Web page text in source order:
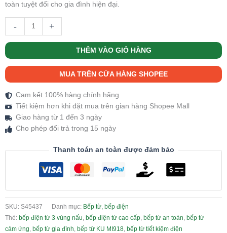
toàn tuyệt đối cho gia đình hiện đại.
- +
THÊM VÀO GIỎ HÀNG
MUA TRÊN CỬA HÀNG SHOPEE
Cam kết 100% hàng chính hãng
Tiết kiệm hơn khi đặt mua trên gian hàng Shopee Mall
Giao hàng từ 1 đến 3 ngày
Cho phép đổi trả trong 15 ngày
Thanh toán an toàn được đảm bảo
SKU: S45437 Danh mục: Bếp từ, bếp điện
Thẻ: bếp điện từ 3 vùng nấu, bếp điện từ cao cấp, bếp từ an toàn, bếp từ
cảm ứng, bếp từ gia đình, bếp từ KU MI918, bếp từ tiết kiệm điện